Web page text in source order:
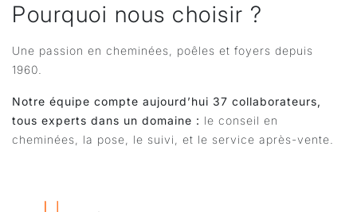
Pourquoi nous choisir ?
Une passion en cheminées, poêles et foyers depuis
1960.
Notre équipe compte aujourd’hui 37 collaborateurs,
tous experts dans un domaine : le conseil en
cheminées, la pose, le suivi, et le service après-vente.